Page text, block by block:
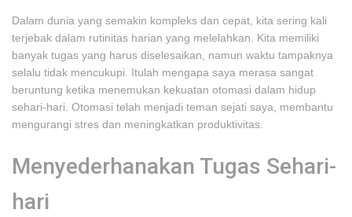
Dalam dunia yang semakin kompleks dan cepat, kita sering kali
terjebak dalam rutinitas harian yang melelahkan. Kita memiliki
banyak tugas yang harus diselesaikan, namun waktu tampaknya
selalu tidak mencukupi. Itulah mengapa saya merasa sangat
beruntung ketika menemukan kekuatan otomasi dalam hidup
sehari-hari. Otomasi telah menjadi teman sejati saya, membantu
mengurangi stres dan meningkatkan produktivitas.
Menyederhanakan Tugas Sehari-
hari